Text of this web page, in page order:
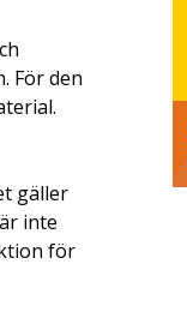
För den
gäller
inte
för